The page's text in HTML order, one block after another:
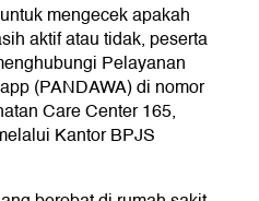
mengecek apakah
aktif atau tidak, peserta
Pelayanan
(PANDAWA) di nomor
Care Center 165,
Kantor BPJS